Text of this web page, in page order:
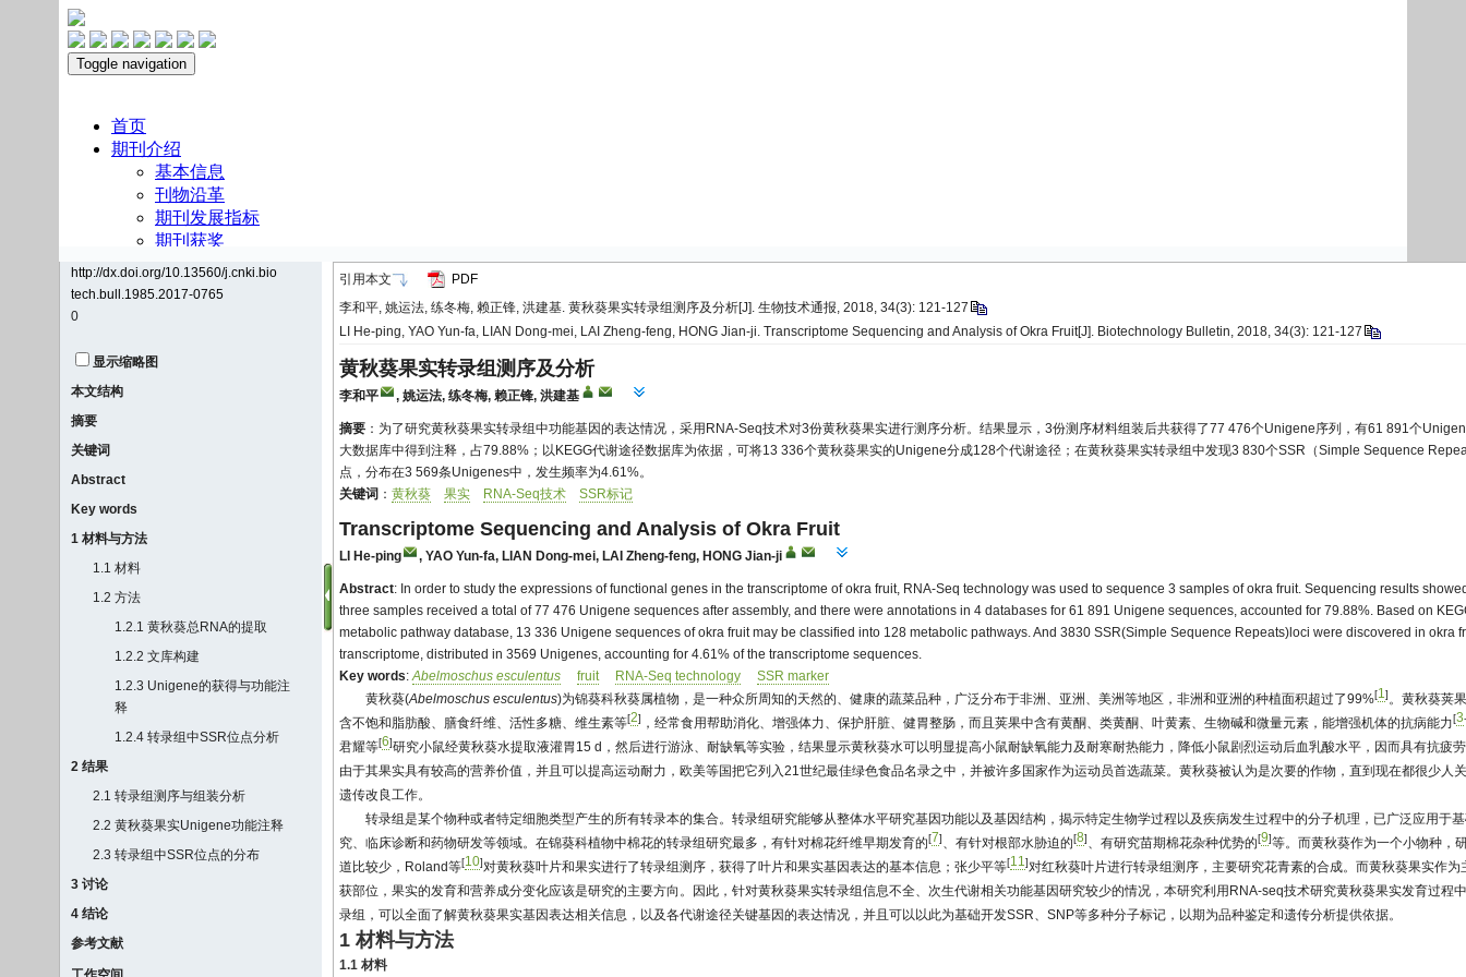
http://dx.doi.org/10.13560/j.cnki.bio
tech.bull.1985.2017-0765
0
显示缩略图
本文结构
摘要
关键词
Abstract
Key words
1 材料与方法
1.1 材料
1.2 方法
1.2.1 黄秋葵总RNA的提取
1.2.2 文库构建
1.2.3 Unigene的获得与功能注
释
1.2.4 转录组中SSR位点分析
2 结果
2.1 转录组测序与组装分析
2.2 黄秋葵果实Unigene功能注释
2.3 转录组中SSR位点的分布
3 讨论
4 结论
参考文献
引用本文
PDF
李和平, 姚运法, 练冬梅, 赖正锋, 洪建基. 黄秋葵果实转录组测序及分析[J]. 生物技术通报, 2018, 34(3): 121-127
LI He-ping, YAO Yun-fa, LIAN Dong-mei, LAI Zheng-feng, HONG Jian-ji. Transcriptome Sequencing and Analysis of Okra Fruit[J]. Biotechnology Bulletin, 2018, 34(3): 121-127
黄秋葵果实转录组测序及分析
李和平 , 姚运法, 练冬梅, 赖正锋, 洪建基
摘要 ：为了研究黄秋葵果实转录组中功能基因的表达情况，采用RNA-Seq技术对3份黄秋葵果实进行测序分析。结果显示，3份测序材料组装后共获得了77 476个Unigene序列，有61 891个
大数据库中得到注释，占79.88%；以KEGG代谢途径数据库为依据，可将13 336个黄秋葵果实的Unigene分成128个代谢途径；在黄秋葵果实转录组中发现3 830个SSR（Simple Sequence
点，分布在3 569条Unigenes中，发生频率为4.61%。
关键词 ： 黄秋葵 果实 RNA-Seq技术 SSR标记
Transcriptome Sequencing and Analysis of Okra Fruit
LI He-ping , YAO Yun-fa, LIAN Dong-mei, LAI Zheng-feng, HONG Jian-ji
Abstract: In order to study the expressions of functional genes in the transcriptome of okra fruit, RNA-Seq technology was used to sequence 3 samples of okra fruit. Sequencing results
three samples received a total of 77 476 Unigene sequences after assembly, and there were annotations in 4 databases for 61 891 Unigene sequences, accounted for 79.88%. Based on
metabolic pathway database, 13 336 Unigene sequences of okra fruit may be classified into 128 metabolic pathways. And 3830 SSR(Simple Sequence Repeats)loci were discovered in okra
transcriptome, distributed in 3569 Unigenes, accounting for 4.61% of the transcriptome sequences.
Key words:Abelmoschus esculentus fruit RNA-Seq technology
SSR marker
黄秋葵(Abelmoschus esculentus)为锦葵科秋葵属植物，是一种众所周知的天然的、健康的蔬菜品种，广泛分布于非洲、亚洲、美洲等地区，非洲和亚洲的种植面积超过了99%[1]。黄秋葵荚
含不饱和脂肪酸、膳食纤维、活性多糖、维生素等[2] ，经常食用帮助消化、增强体力、保护肝脏、健胃整肠，而且荚果中含有黄酮、类黄酮、叶黄素、生物碱和微量元素，能增强机体的抗病能力[3-
君耀等[6]研究小鼠经黄秋葵水提取液灌胃15 d，然后进行游泳、耐缺氧等实验，结果显示黄秋葵水可以明显提高小鼠耐缺氧能力及耐寒耐热能力，降低小鼠剧烈运动后血乳酸水平，因而具有抗疲
由于其果实具有较高的营养价值，并且可以提高运动耐力，欧美等国把它列入21世纪最佳绿色食品名录之中，并被许多国家作为运动员首选蔬菜。黄秋葵被认为是次要的作物，直到现在都很少人
遗传改良工作。
转录组是某个物种或者特定细胞类型产生的所有转录本的集合。转录组研究能够从整体水平研究基因功能以及基因结构，揭示特定生物学过程以及疾病发生过程中的分子机理，已广泛应用于
究、临床诊断和药物研发等领域。在锦葵科植物中棉花的转录组研究最多，有针对棉花纤维早期发育的[7]、有针对根部水胁迫的[8]、有研究苗期棉花杂种优势的[9]等。而黄秋葵作为一个小物种，
道比较少，Roland等[10]对黄秋葵叶片和果实进行了转录组测序，获得了叶片和果实基因表达的基本信息；张少平等[11]对红秋葵叶片进行转录组测序，主要研究花青素的合成。而黄秋葵果实作为
获部位，果实的发育和营养成分变化应该是研究的主要方向。因此，针对黄秋葵果实转录组信息不全、次生代谢相关功能基因研究较少的情况，本研究利用RNA-seq技术研究黄秋葵果实发育过程
录组，可以全面了解黄秋葵果实基因表达相关信息，以及各代谢途径关键基因的表达情况，并且可以以此为基础开发SSR、SNP等多种分子标记，以期为品种鉴定和遗传分析提供依据。
1 材料与方法
1.1 材料